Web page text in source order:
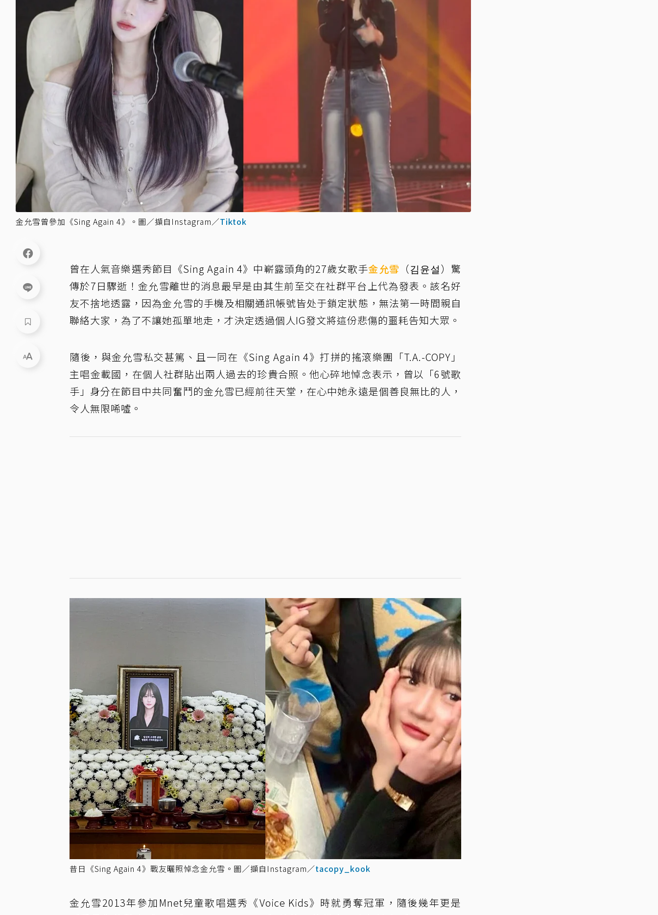
金允雪曾參加《Sing Again 4》。圖／擷自Instagram／Tiktok
曾在人氣音樂選秀節目《Sing Again 4》中嶄露頭角的27歲女歌手金允雪 （김윤설）驚
傳於7日驟逝！金允雪離世的消息最早是由其生前至交在社群平台上代為發表。該名好
友不捨地透露，因為金允雪的手機及相關通訊帳號皆处于鎖定狀態，無法第一時間親自
聯絡大家，為了不讓她孤單地走，才決定透過個人IG發文將這份悲傷的噩耗告知大眾。
隨後，與金允雪私交甚篤、且一同在《Sing Again 4》打拼的搖滾樂團「T.A.-COPY」
主唱金載國，在個人社群貼出兩人過去的珍貴合照。他心碎地悼念表示，曾以「6號歌
手」身分在節目中共同奮鬥的金允雪已經前往天堂，在心中她永遠是個善良無比的人，
令人無限唏噓。
昔日《Sing Again 4》戰友曬照悼念金允雪。圖／擷自Instagram／tacopy_kook
金允雪2013年參加Mnet兒童歌唱選秀《Voice Kids》時就勇奪冠軍，隨後幾年更是